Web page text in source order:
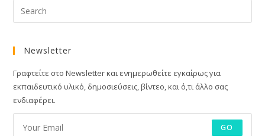
Newsletter
Γραφτείτε στο Newsletter και ενημερωθείτε εγκαίρως για
εκπαιδευτικό υλικό, δημοσιεύσεις, βίντεο, και ό,τι άλλο σας
ενδιαφέρει.
GO